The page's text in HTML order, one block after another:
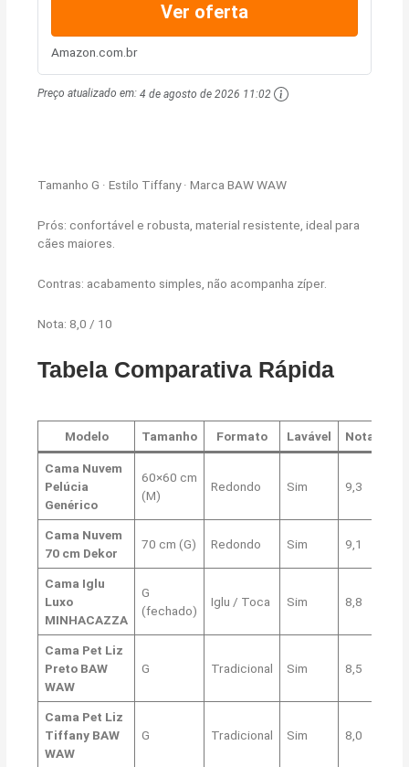
Ver oferta
Amazon.com.br
Preço atualizado em:4 de agosto de 2026 11:02
Tamanho G · Estilo Tiffany · Marca BAW WAW
Prós: confortável e robusta, material resistente, ideal para
cães maiores.
Contras: acabamento simples, não acompanha zíper.
Nota: 8,0 / 10
Tabela Comparativa Rápida
Modelo Tamanho Formato Lavável Nota
Cama Nuvem
Pelúcia
Genérico
60×60 cm
(M)
Redondo Sim 9,3
Cama Nuvem
70 cm Dekor
70 cm (G) Redondo Sim 9,1
Cama Iglu
Luxo
MINHACAZZA
G
(fechado)
Iglu / Toca Sim 8,8
Cama Pet Liz
Preto BAW
WAW
G Tradicional Sim 8,5
Cama Pet Liz
Tiffany BAW
WAW
G Tradicional Sim 8,0